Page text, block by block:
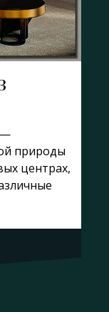
—
природы
центрах,